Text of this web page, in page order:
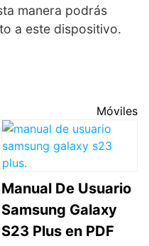
manera podrás
a este dispositivo.
Móviles
Manual De Usuario
Samsung Galaxy
S23 Plus en PDF